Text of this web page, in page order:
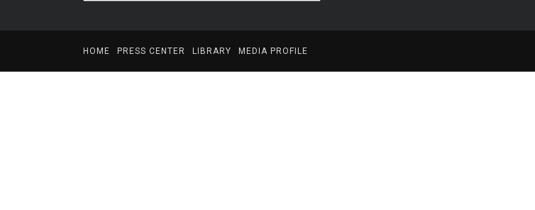
HOME PRESS CENTER LIBRARY MEDIA PROFILE